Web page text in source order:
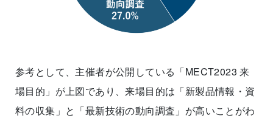
参考として、主催者が公開している「MECT2023 来
場目的」が上図であり、来場目的は「新製品情報・資
料の収集」と「最新技術の動向調査」が高いことがわ